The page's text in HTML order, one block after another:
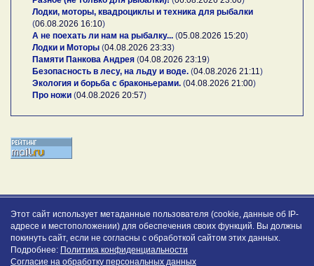
Лодки, моторы, квадроциклы и техника для рыбалки
(06.08.2026 16:10)
А не поехать ли нам на рыбалку... (05.08.2026 15:20)
Лодки и Моторы (04.08.2026 23:33)
Памяти Панкова Андрея (04.08.2026 23:19)
Безопасность в лесу, на льду и воде. (04.08.2026 21:11 )
Экология и борьба с браконьерами. (04.08.2026 21:00)
Про ножи (04.08.2026 20:57)
Этот сайт использует метаданные пользователя (cookie, данные об IP-
адресе и местоположении) для обеспечения своих функций. Вы должны
покинуть сайт, если не согласны с обработкой сайтом этих данных.
Подробнее: Политика конфиденциальности
Согласие на обработку персональных данных